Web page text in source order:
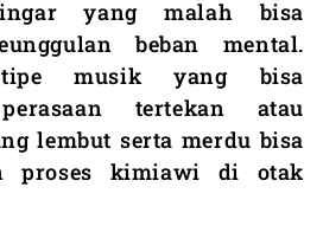
yang malah bisa
beban mental.
musik yang bisa
tertekan atau
lembut serta merdu bisa
proses kimiawi di otak